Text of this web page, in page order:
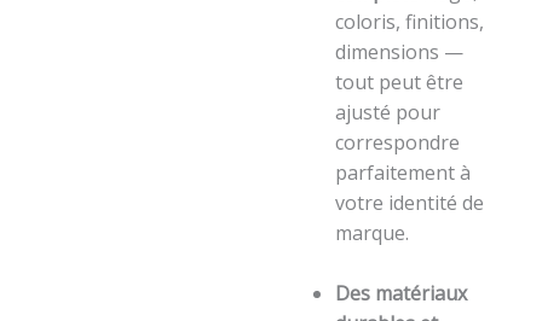
coloris, finitions,
dimensions —
tout peut être
ajusté pour
correspondre
parfaitement à
votre identité de
marque.
Des matériaux